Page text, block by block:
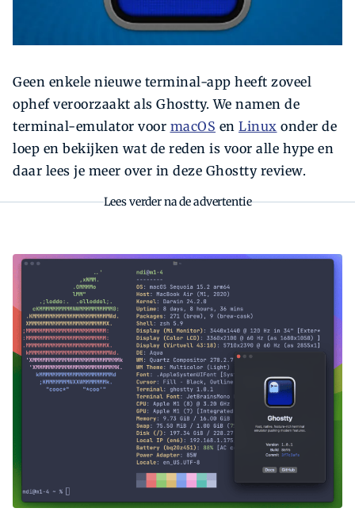
Geen enkele nieuwe terminal-app heeft zoveel
ophef veroorzaakt als Ghostty. We namen de
terminal-emulator voor macOS en Linux onder de
loep en bekijken wat de reden is voor alle hype en
daar lees je meer over in deze Ghostty review.
Lees verder na de advertentie